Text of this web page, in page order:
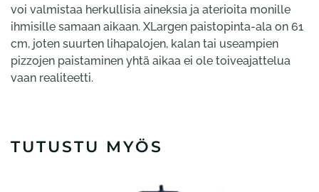
voi valmistaa herkullisia aineksia ja aterioita monille
ihmisille samaan aikaan. XLargen paistopinta-ala on 61
cm, joten suurten lihapalojen, kalan tai useampien
pizzojen paistaminen yhtä aikaa ei ole toiveajattelua
vaan realiteetti.
TUTUSTU MYÖS